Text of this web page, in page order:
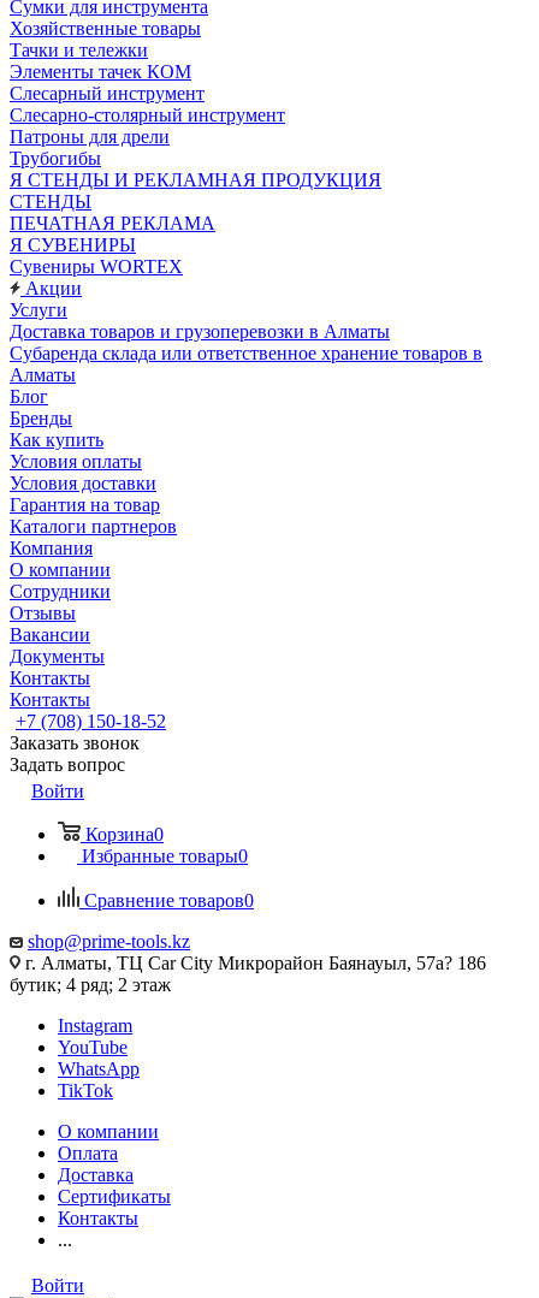
Сумки для инструмента
Хозяйственные товары
Тачки и тележки
Элементы тачек КОМ
Слесарный инструмент
Слесарно-столярный инструмент
Патроны для дрели
Трубогибы
Я СТЕНДЫ И РЕКЛАМНАЯ ПРОДУКЦИЯ
СТЕНДЫ
ПЕЧАТНАЯ РЕКЛАМА
Я СУВЕНИРЫ
Сувениры WORTEX
Акции
Услуги
Доставка товаров и грузоперевозки в Алматы
Субаренда склада или ответственное хранение товаров в
Алматы
Блог
Бренды
Как купить
Условия оплаты
Условия доставки
Гарантия на товар
Каталоги партнеров
Компания
О компании
Сотрудники
Отзывы
Вакансии
Документы
Контакты
Контакты
+7 (708) 150-18-52
Заказать звонок
Задать вопрос
Войти
Корзина0
Избранные товары0
Сравнение товаров0
shop@prime-tools.kz
г. Алматы, ТЦ Car City​ ​Микрорайон Баянауыл, 57а? ​186
бутик; 4 ряд; 2 этаж
Instagram
YouTube
WhatsApp
TikTok
О компании
Оплата
Доставка
Сертификаты
Контакты
...
Войти